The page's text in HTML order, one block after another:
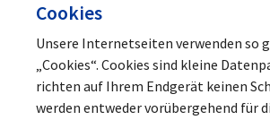
Cookies
Unsere Internetseiten verwenden so
„Cookies“. Cookies sind kleine
richten auf Ihrem Endgerät keinen
werden entweder vorübergehend für